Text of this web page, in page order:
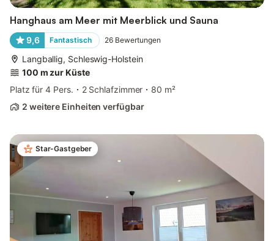
Hanghaus am Meer mit Meerblick und Sauna
9,6 Fantastisch 26 Bewertungen
Langballig, Schleswig-Holstein
100 m zur Küste
Platz für 4 Pers.
2 Schlafzimmer
80 m²
2 weitere Einheiten verfügbar
Star-Gastgeber